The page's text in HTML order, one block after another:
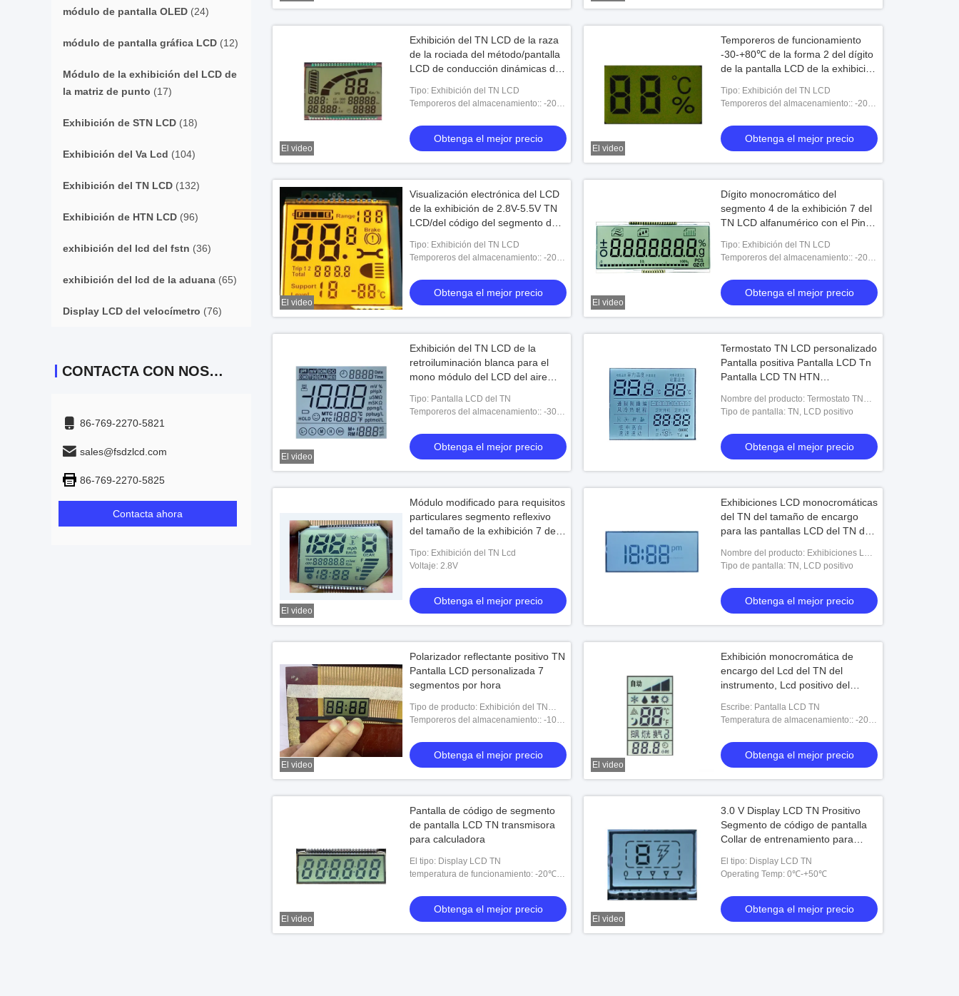
módulo de pantalla OLED (24)
módulo de pantalla gráfica LCD (12)
Módulo de la exhibición del LCD de
la matriz de punto (17)
Exhibición de STN LCD (18)
Exhibición del Va Lcd (104)
Exhibición del TN LCD (132)
Exhibición de HTN LCD (96)
exhibición del lcd del fstn (36)
exhibición del lcd de la aduana (65)
Display LCD del velocímetro (76)
CONTACTA CON NOSOTROS
86-769-2270-5821
sales@fsdzlcd.com
86-769-2270-5825
Contacta ahora
El video
Exhibición del TN LCD de la raza
de la rociada del método/pantalla
LCD de conducción dinámicas de
Tipo: Exhibición del TN LCD
Temporeros del almacenamiento:: -20-
Obtenga el mejor precio
El video
Temporeros de funcionamiento
-30-+80℃ de la forma 2 del dígito
de la pantalla LCD de la exhibición
Tipo: Exhibición del TN LCD
Temporeros del almacenamiento:: -20-
Obtenga el mejor precio
El video
Visualización electrónica del LCD
de la exhibición de 2.8V-5.5V TN
LCD/del código del segmento de
Tipo: Exhibición del TN LCD
Temporeros del almacenamiento:: -20-
Obtenga el mejor precio
El video
Dígito monocromático del
segmento 4 de la exhibición 7 del
TN LCD alfanumérico con el Pin
Tipo: Exhibición del TN LCD
Temporeros del almacenamiento:: -20-
Obtenga el mejor precio
El video
Exhibición del TN LCD de la
retroiluminación blanca para el
mono módulo del LCD del aire
Tipo: Pantalla LCD del TN
Temporeros del almacenamiento:: -30-
Obtenga el mejor precio
Termostato TN LCD personalizado
Pantalla positiva Pantalla LCD Tn
Pantalla LCD TN HTN
de 7 segmentos Pantalla LCD
Pantalla LCD
Nombre del producto: Termostato TN
LCD personalizado Pantalla positiva
Transflectiva
Tipo de pantalla: TN, LCD positivo
Obtenga el mejor precio
El video
Módulo modificado para requisitos
particulares segmento reflexivo
del tamaño de la exhibición 7 del
Tipo: Exhibición del TN Lcd
Voltaje: 2.8V
Obtenga el mejor precio
Exhibiciones LCD monocromáticas
del TN del tamaño de encargo
para las pantallas LCD del TN del
del reloj del dígito
Nombre del producto: Exhibiciones LCD
monocromáticas del TN del tamaño de
del panel
Tipo de pantalla: TN, LCD positivo
Obtenga el mejor precio
El video
Polarizador reflectante positivo TN
Pantalla LCD personalizada 7
segmentos por hora
Tipo de producto: Exhibición del TN
LCD
Temporeros del almacenamiento:: -10-
Obtenga el mejor precio
El video
Exhibición monocromática de
encargo del Lcd del TN del
instrumento, Lcd positivo del
Escribe: Pantalla LCD TN
Temperatura de almacenamiento:: -20-
Obtenga el mejor precio
El video
Pantalla de código de segmento
de pantalla LCD TN transmisora
para calculadora
El tipo: Display LCD TN
temperatura de funcionamiento: -20℃-
Obtenga el mejor precio
El video
3.0 V Display LCD TN Prositivo
Segmento de código de pantalla
Collar de entrenamiento para
El tipo: Display LCD TN
Operating Temp: 0℃-+50℃
Obtenga el mejor precio